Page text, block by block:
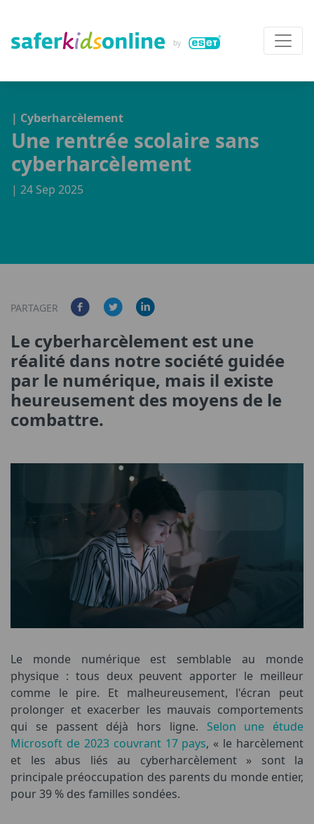
| Cyberharcèlement
Une rentrée scolaire sans
cyberharcèlement
| 24 Sep 2025
PARTAGER
Le cyberharcèlement est une
réalité dans notre société guidée
par le numérique, mais il existe
heureusement des moyens de le
combattre.
Le monde numérique est semblable au monde
physique : tous deux peuvent apporter le meilleur
comme le pire. Et malheureusement, l'écran peut
prolonger et exacerber les mauvais comportements
qui se passent déjà hors ligne. Selon une étude
Microsoft de 2023 couvrant 17 pays, « le harcèlement
et les abus liés au cyberharcèlement » sont la
principale préoccupation des parents du monde entier,
pour 39 % des familles sondées.